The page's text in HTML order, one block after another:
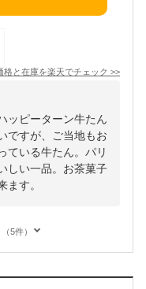
格と在庫を楽天でチェック >>
ッピーターン牛たん
ですが、ご当地もお
ている牛たん。パリ
しい一品。お茶菓子
ます。
5件）